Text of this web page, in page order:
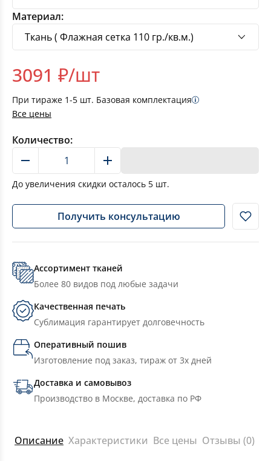
Материал:
3091 ₽/шт
При тираже 1-5 шт. Базовая комплектация
Все цены
Количество:
До увеличения скидки осталось 5 шт.
Получить консультацию
Ассортимент тканей
Более 80 видов под любые задачи
Качественная печать
Сублимация гарантирует долговечность
Оперативный пошив
Изготовление под заказ, тираж от 3х дней
Доставка и самовывоз
Производство в Москве, доставка по РФ
Описание Характеристики Все цены Отзывы (0)